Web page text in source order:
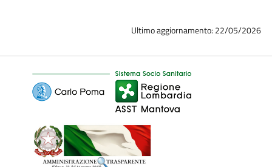
Ultimo aggiornamento: 22/05/2026